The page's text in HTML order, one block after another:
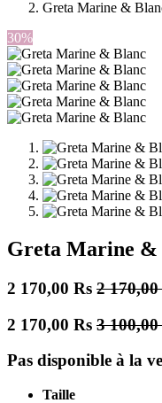
Greta Marine &
30%
Greta Marine &
2 170,00 Rs 2 170,00
2 170,00 Rs 3 100,00
Pas disponible à la
Taille